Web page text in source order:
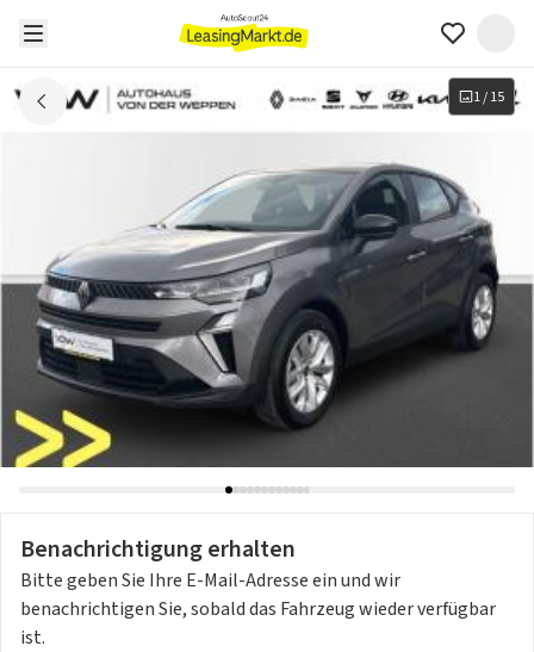
1/15
Benachrichtigung erhalten
Bitte geben Sie Ihre E-Mail-Adresse ein und wir
benachrichtigen Sie, sobald das Fahrzeug wieder verfügbar
ist.